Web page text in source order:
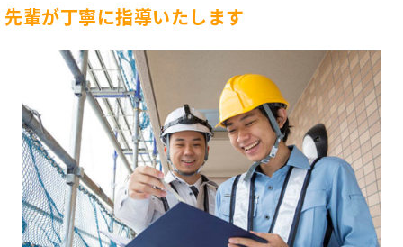
先輩が丁寧に指導いたします